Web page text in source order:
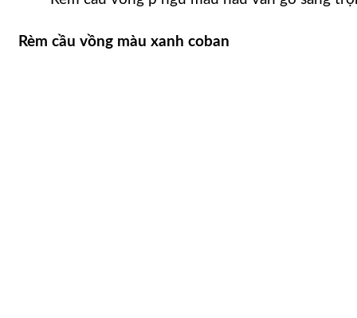
Rèm cầu vồng màu xanh coban